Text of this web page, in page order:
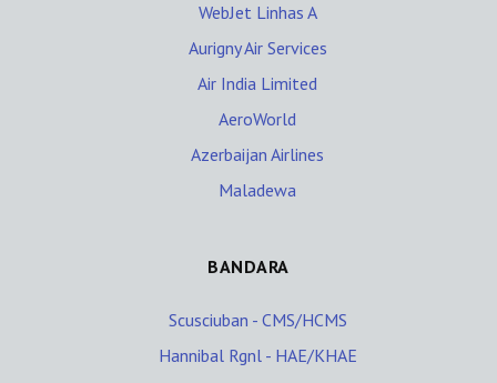
WebJet Linhas A
Aurigny Air Services
Air India Limited
AeroWorld
Azerbaijan Airlines
Maladewa
BANDARA
Scusciuban - CMS/HCMS
Hannibal Rgnl - HAE/KHAE